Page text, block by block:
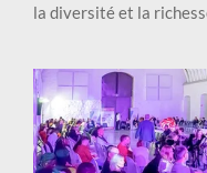
la diversité et la